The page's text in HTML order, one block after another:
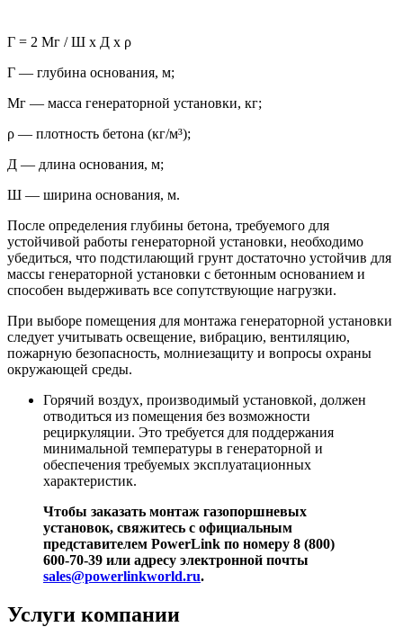
Г = 2 Мг / Ш х Д х ρ
Г — глубина основания, м;
Мг — масса генераторной установки, кг;
ρ — плотность бетона (кг/м³);
Д — длина основания, м;
Ш — ширина основания, м.
После определения глубины бетона, требуемого для
устойчивой работы генераторной установки, необходимо
убедиться, что подстилающий грунт достаточно устойчив для
массы генераторной установки с бетонным основанием и
способен выдерживать все сопутствующие нагрузки.
При выборе помещения для монтажа генераторной установки
следует учитывать освещение, вибрацию, вентиляцию,
пожарную безопасность, молниезащиту и вопросы охраны
окружающей среды.
Горячий воздух, производимый установкой, должен
отводиться из помещения без возможности
рециркуляции. Это требуется для поддержания
минимальной температуры в генераторной и
обеспечения требуемых эксплуатационных
характеристик.
Чтобы заказать монтаж газопоршневых
установок, свяжитесь с официальным
представителем PowerLink по номеру 8 (800)
600-70-39 или адресу электронной почты
sales@powerlinkworld.ru.
Услуги компании